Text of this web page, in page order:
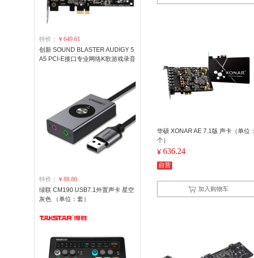
华硕 XONAR AE 7.1版 声卡（单位：
个）
¥ 636.24
自营
加入购物车
特价： ￥649.61
创新 SOUND BLASTER AUDIGY 5
A5 PCI-E接口专业网络K歌游戏录音
特价： ￥88.80
绿联 CM190 USB7.1外置声卡 星空
灰色 （单位：套）